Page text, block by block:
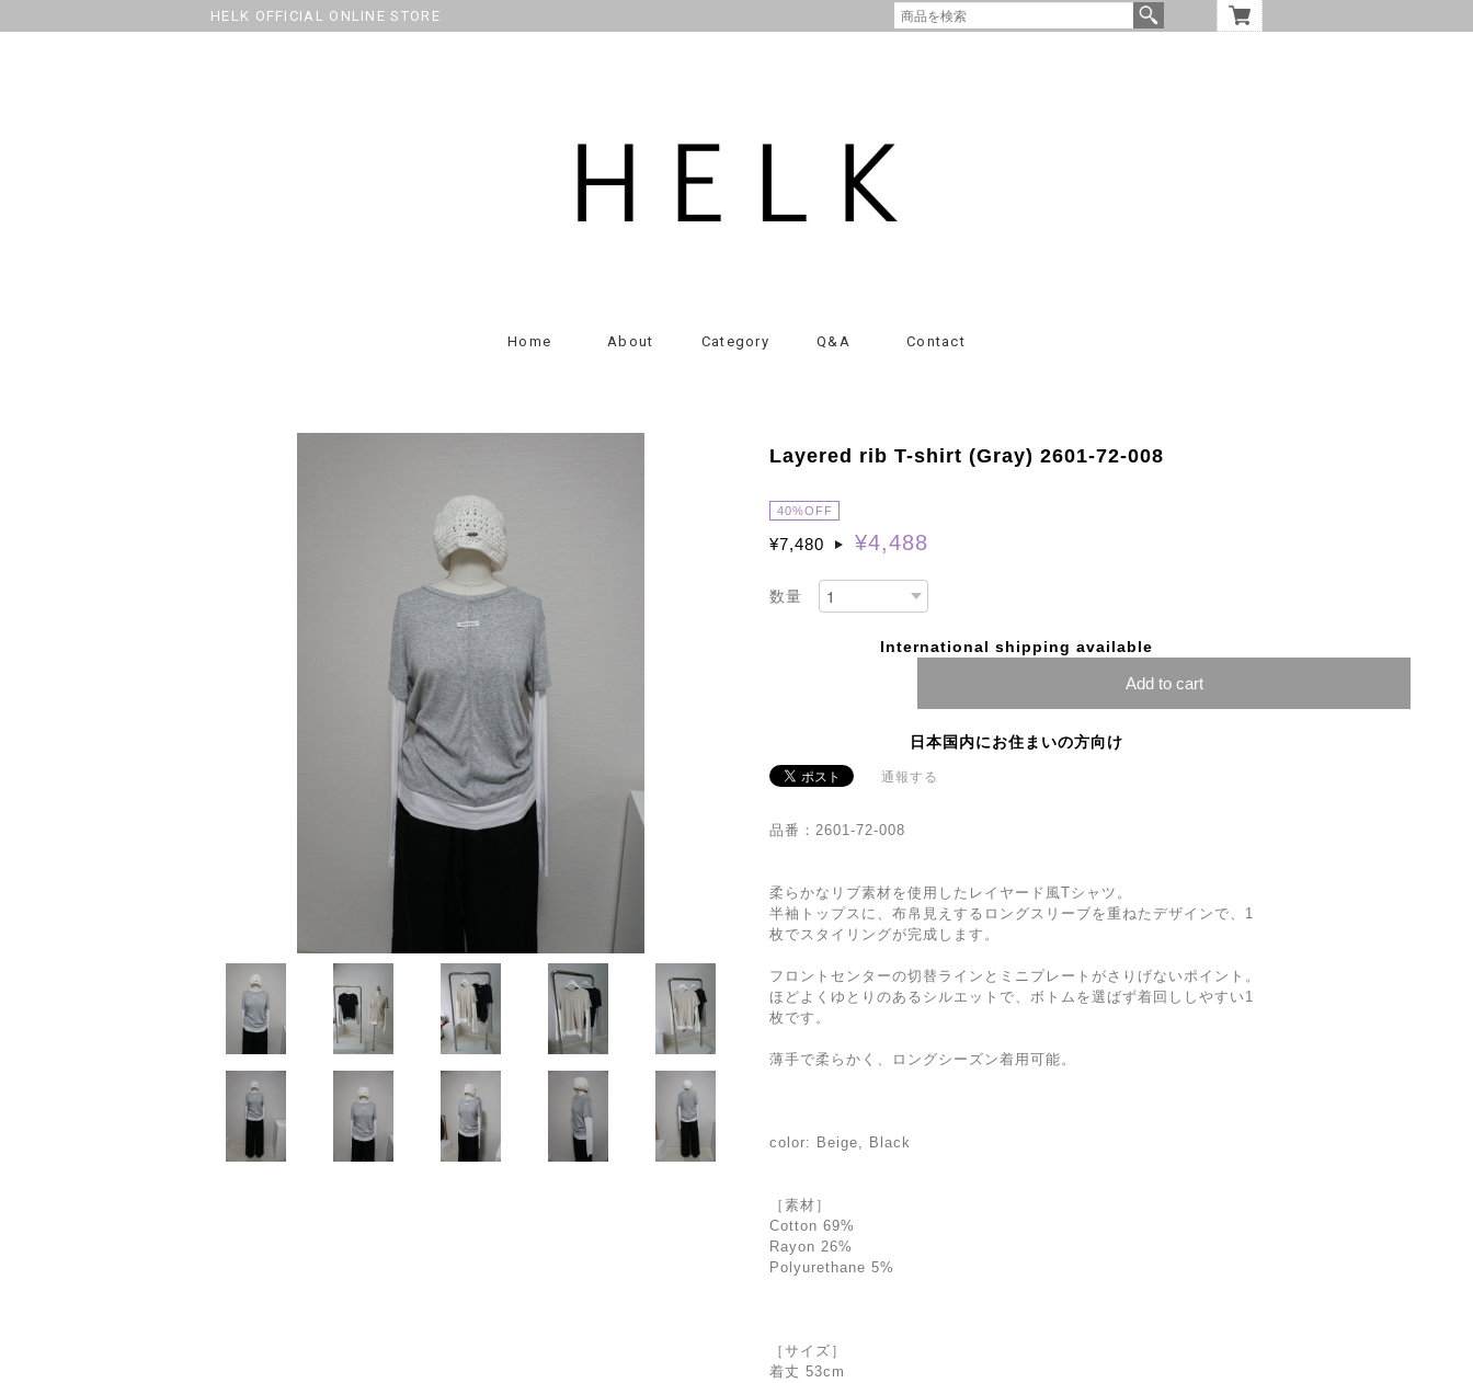
HELK OFFICIAL ONLINE STORE
Home About Category Q&A Contact
Layered rib T-shirt (Gray) 2601-72-008
40%OFF
¥7,480 ¥4,488
数量
International shipping available
Add to cart
日本国内にお住まいの方向け
通報する
品番：2601-72-008
柔らかなリブ素材を使用したレイヤード風Tシャツ。
半袖トップスに、布帛見えするロングスリーブを重ねたデザインで、1
枚でスタイリングが完成します。
フロントセンターの切替ラインとミニプレートがさりげないポイント。
ほどよくゆとりのあるシルエットで、ボトムを選ばず着回ししやすい1
枚です。
薄手で柔らかく、ロングシーズン着用可能。
color: Beige, Black
［素材］
Cotton 69%
Rayon 26%
Polyurethane 5%
［サイズ］
着丈 53cm